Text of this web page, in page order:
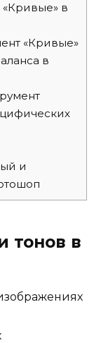
в
«Кривые»
в
и
тонов в